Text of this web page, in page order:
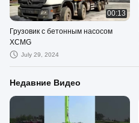
00:13
Грузовик с бетонным насосом
XCMG
July 29, 2024
Недавние Видео